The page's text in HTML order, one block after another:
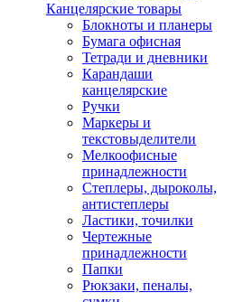
Канцелярские товары
Блокноты и планеры
Бумага офисная
Тетради и дневники
Карандаши
канцелярские
Ручки
Маркеры и
текстовыделители
Мелкоофисные
принадлежности
Степлеры, дыроколы,
антистеплеры
Ластики, точилки
Чертежные
принадлежности
Папки
Рюкзаки, пеналы,